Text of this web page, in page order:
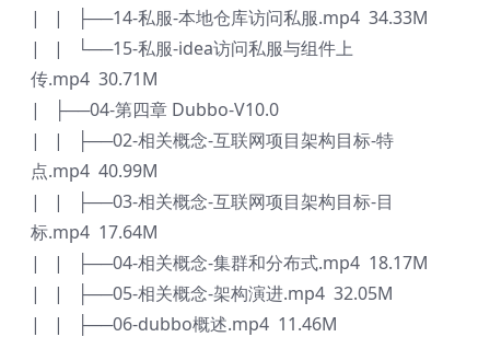
| | ├──14-私服-本地仓库访问私服.mp4 34.33M
| | └──15-私服-idea访问私服与组件上
传.mp4 30.71M
| ├──04-第四章 Dubbo-V10.0
| | ├──02-相关概念-互联网项目架构目标-特
点.mp4 40.99M
| | ├──03-相关概念-互联网项目架构目标-目
标.mp4 17.64M
| | ├──04-相关概念-集群和分布式.mp4 18.17M
| | ├──05-相关概念-架构演进.mp4 32.05M
| | ├──06-dubbo概述.mp4 11.46M